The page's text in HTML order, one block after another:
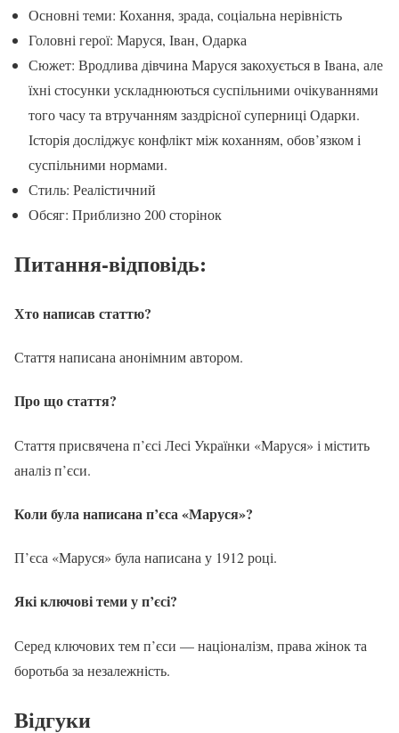
Основні теми: Кохання, зрада, соціальна нерівність
Головні герої: Маруся, Іван, Одарка
Сюжет: Вродлива дівчина Маруся закохується в Івана, але
їхні стосунки ускладнюються суспільними очікуваннями
того часу та втручанням заздрісної суперниці Одарки.
Історія досліджує конфлікт між коханням, обов’язком і
суспільними нормами.
Стиль: Реалістичний
Обсяг: Приблизно 200 сторінок
Питання-відповідь:
Хто написав статтю?
Стаття написана анонімним автором.
Про що стаття?
Стаття присвячена п’єсі Лесі Українки «Маруся» і містить
аналіз п’єси.
Коли була написана п’єса «Маруся»?
П’єса «Маруся» була написана у 1912 році.
Які ключові теми у п’єсі?
Серед ключових тем п’єси — націоналізм, права жінок та
боротьба за незалежність.
Відгуки